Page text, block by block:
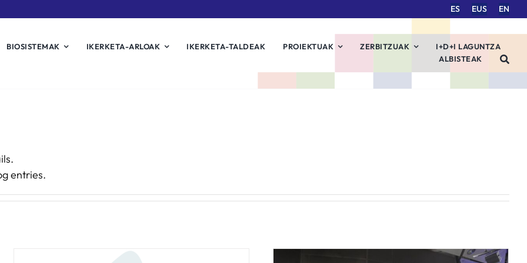
ES EUS EN
BIOSISTEMAK IKERKETA-ARLOAK IKERKETA-TALDEAK PROIEKTUAK ZERBITZUAK
I+D+I LAGUNTZA
ALBISTEAK
entries.